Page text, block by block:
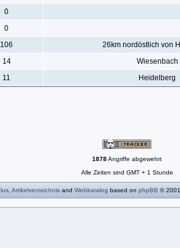
0
0
106 26km nordöstlich von
14 Wiesenbach
11 Heidelberg
1878Angriffe abgewehrt
Alle Zeiten sind GMT + 1 Stunde
Artikelverzeichnis and Webkatalog based on phpBB ©